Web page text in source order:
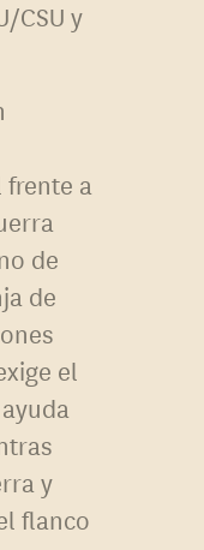
CSU y
a
de
de
el
y
flanco